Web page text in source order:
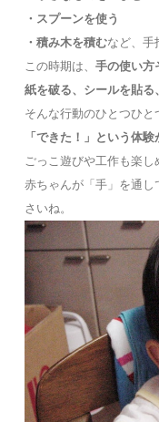
・スプーンを使う
・積み木を積むなど、手
この時期は、 手の使い方
紙を破る、シールを貼
そんな行動のひとつひと
「できた！」という体
ごっこ遊びや工作も楽し
赤ちゃんが「手」を通
さいね。